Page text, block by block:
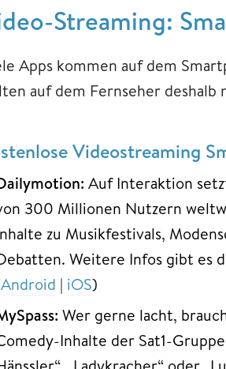
Streaming:
Apps kommen auf dem
auf dem Fernseher deshalb
Videostreaming
Auf Interaktion
300 Millionen Nutzern
zu Musikfestivals,
Weitere Infos gibt es
Android | iOS)
Wer gerne lacht,
Inhalte der Sat1-